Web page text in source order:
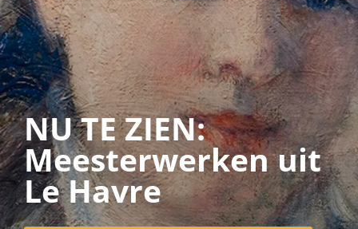
NU TE ZIEN:
Meesterwerken uit
Le Havre